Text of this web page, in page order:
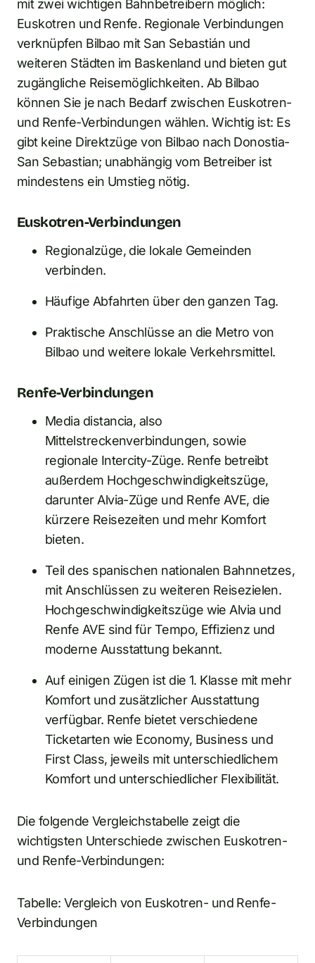
mit zwei wichtigen Bahnbetreibern möglich:
Euskotren und Renfe. Regionale Verbindungen
verknüpfen Bilbao mit San Sebastián und
weiteren Städten im Baskenland und bieten gut
zugängliche Reisemöglichkeiten. Ab Bilbao
können Sie je nach Bedarf zwischen Euskotren-
und Renfe-Verbindungen wählen. Wichtig ist: Es
gibt keine Direktzüge von Bilbao nach Donostia-
San Sebastian; unabhängig vom Betreiber ist
mindestens ein Umstieg nötig.
Euskotren-Verbindungen
Regionalzüge, die lokale Gemeinden
verbinden.
Häufige Abfahrten über den ganzen Tag.
Praktische Anschlüsse an die Metro von
Bilbao und weitere lokale Verkehrsmittel.
Renfe-Verbindungen
Media distancia, also
Mittelstreckenverbindungen, sowie
regionale Intercity-Züge. Renfe betreibt
außerdem Hochgeschwindigkeitszüge,
darunter Alvia-Züge und Renfe AVE, die
kürzere Reisezeiten und mehr Komfort
bieten.
Teil des spanischen nationalen Bahnnetzes,
mit Anschlüssen zu weiteren Reisezielen.
Hochgeschwindigkeitszüge wie Alvia und
Renfe AVE sind für Tempo, Effizienz und
moderne Ausstattung bekannt.
Auf einigen Zügen ist die 1. Klasse mit mehr
Komfort und zusätzlicher Ausstattung
verfügbar. Renfe bietet verschiedene
Ticketarten wie Economy, Business und
First Class, jeweils mit unterschiedlichem
Komfort und unterschiedlicher Flexibilität.
Die folgende Vergleichstabelle zeigt die
wichtigsten Unterschiede zwischen Euskotren-
und Renfe-Verbindungen:
Tabelle: Vergleich von Euskotren- und Renfe-
Verbindungen